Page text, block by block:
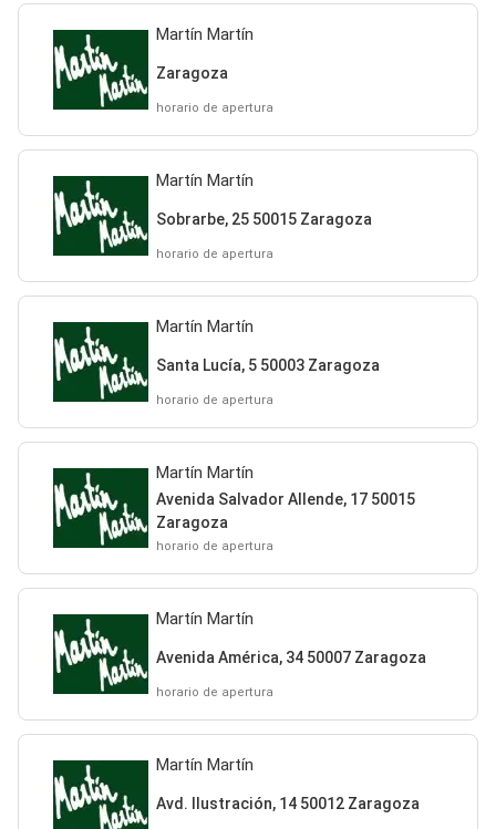
Martín Martín
Zaragoza
horario de apertura
Martín Martín
Sobrarbe, 25 50015 Zaragoza
horario de apertura
Martín Martín
Santa Lucía, 5 50003 Zaragoza
horario de apertura
Martín Martín
Avenida Salvador Allende, 17 50015
Zaragoza
horario de apertura
Martín Martín
Avenida América, 34 50007 Zaragoza
horario de apertura
Martín Martín
Avd. Ilustración, 14 50012 Zaragoza